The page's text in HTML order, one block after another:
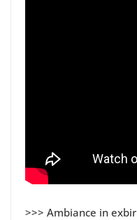
>>> Ambiance in exbir